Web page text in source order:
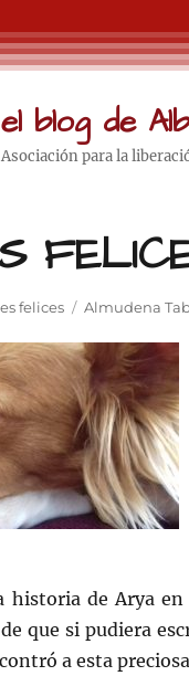
el blog de
Asociación para la
felices Etiquetas
Almudena
historia de Arya
que si pudiera
a esta